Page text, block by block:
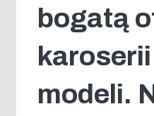
bogatą
modeli.